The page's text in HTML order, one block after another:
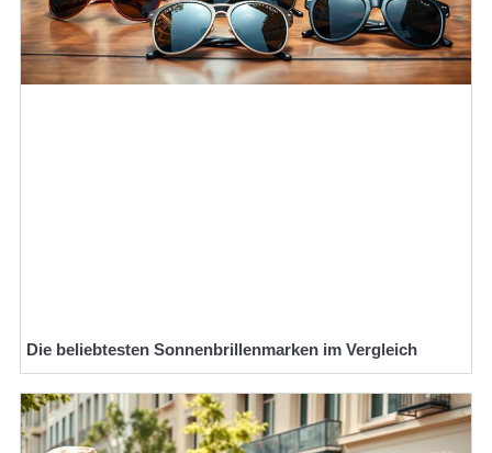
Die beliebtesten Sonnenbrillenmarken im Vergleich